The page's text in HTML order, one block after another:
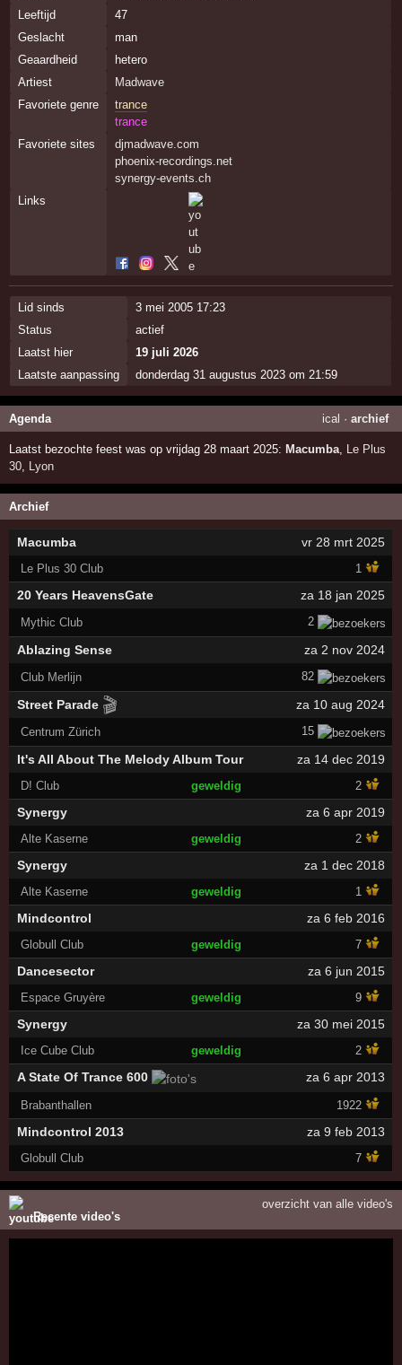
Leeftijd
47
Geslacht
man
Geaardheid
hetero
Artiest
Madwave
Favoriete genre
trance
trance
Favoriete sites
djmadwave.com
phoenix-recordings.net
synergy-events.ch
Links
Lid sinds
3 mei 2005 17:23
Status
actief
Laatst hier
19 juli 2026
Laatste aanpassing
donderdag 31 augustus 2023 om 21:59
Agenda ical · archief
Laatst bezochte feest was op vrijdag 28 maart 2025: Macumba, Le Plus
30, Lyon
Archief
Macumba vr 28 mrt 2025
Le Plus 30 Club 1
20 Years HeavensGate za 18 jan 2025
Mythic Club 2
Ablazing Sense za 2 nov 2024
Club Merlijn 82
Street Parade 🎬 za 10 aug 2024
Centrum Zürich 15
It's All About The Melody Album Tour za 14 dec 2019
D! Club geweldig 2
Synergy za 6 apr 2019
Alte Kaserne geweldig 2
Synergy za 1 dec 2018
Alte Kaserne geweldig 1
Mindcontrol za 6 feb 2016
Globull Club geweldig 7
Dancesector za 6 jun 2015
Espace Gruyère geweldig 9
Synergy za 30 mei 2015
Ice Cube Club geweldig 2
A State Of Trance 600 za 6 apr 2013
Brabanthallen 1922
Mindcontrol 2013 za 9 feb 2013
Globull Club 7
Recente video's
overzicht van alle video's